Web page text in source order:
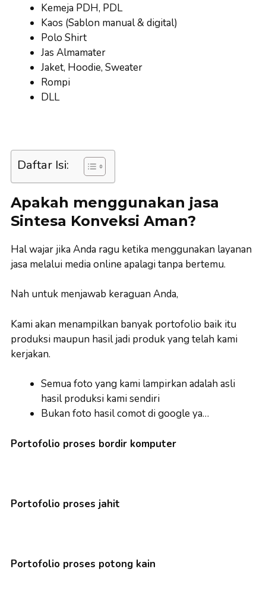
Kemeja PDH, PDL
Kaos (Sablon manual & digital)
Polo Shirt
Jas Almamater
Jaket, Hoodie, Sweater
Rompi
DLL
Daftar Isi:
Apakah menggunakan jasa
Sintesa Konveksi Aman?
Hal wajar jika Anda ragu ketika menggunakan layanan
jasa melalui media online apalagi tanpa bertemu.
Nah untuk menjawab keraguan Anda,
Kami akan menampilkan banyak portofolio baik itu
produksi maupun hasil jadi produk yang telah kami
kerjakan.
Semua foto yang kami lampirkan adalah asli
hasil produksi kami sendiri
Bukan foto hasil comot di google ya…
Portofolio proses bordir komputer
Portofolio proses jahit
Portofolio proses potong kain